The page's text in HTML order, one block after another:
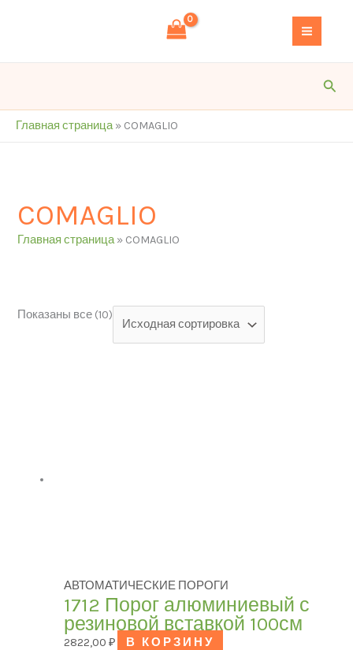
Главная страница» COMAGLIO
h
COMAGLIO
Главная страница» COMAGLIO
ЦВЕТ
Показаны все (10)
АВТОМАТИЧЕСКИЕ ПОРОГИ
1712 Порог алюминиевый с
резиновой вставкой 100см
2822,00 ₽
В КОРЗИНУ